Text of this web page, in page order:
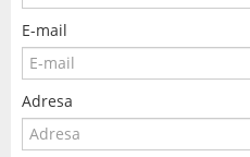
E-mail
Adresa